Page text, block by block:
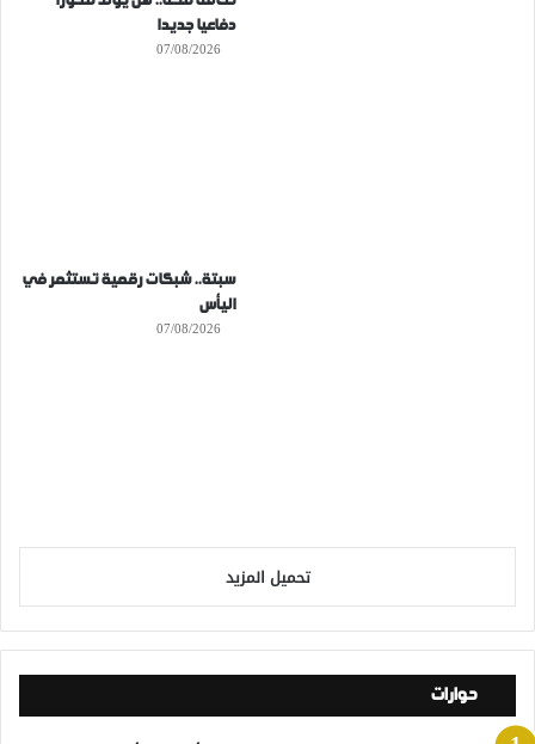
دفاعيا جديدا
07/08/2026
سبتة.. شبكات رقمية تستثمر في
اليأس
07/08/2026
تحميل المزيد
حوارات